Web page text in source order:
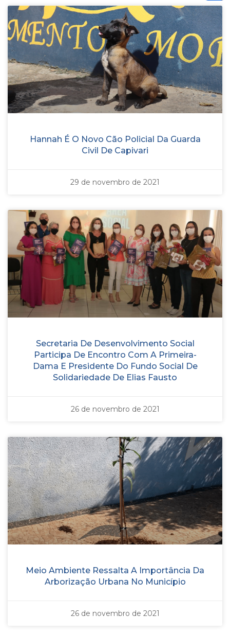
Hannah É O Novo Cão Policial Da Guarda
Civil De Capivari
29 de novembro de 2021
Secretaria De Desenvolvimento Social
Participa De Encontro Com A Primeira-
Dama E Presidente Do Fundo Social De
Solidariedade De Elias Fausto
26 de novembro de 2021
Meio Ambiente Ressalta A Importância Da
Arborização Urbana No Município
26 de novembro de 2021